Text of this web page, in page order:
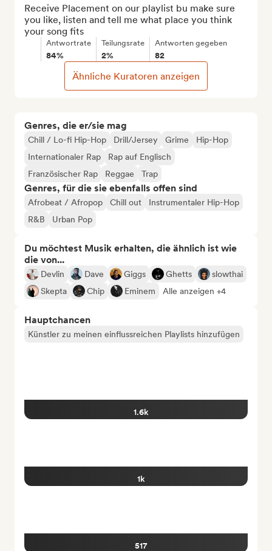
Genres, die er/sie mag
Chill / Lo-fi Hip-Hop Drill/Jersey Grime
Hip-Hop
Internationaler Rap
Rap auf Englisch
Französischer Rap
Reggae Trap
Genres, für die sie ebenfalls offen sind
Afrobeat / Afropop Chill out
Instrumentaler Hip-Hop
R&B
Urban Pop
Du möchtest Musik erhalten, die ähnlich ist wie
die von...
Devlin Dave Giggs Ghetts
slowthai
Skepta
Chip Eminem Alle anzeigen +4
Hauptchancen
Künstler zu meinen einflussreichen Playlists hinzufügen
1.6k
1k
517
Receive Placement on our playlist bu make sure
you like, listen and tell me what place you think
your song fits
Antwortrate
84%
Teilungsrate
2%
Antworten gegeben
82
Ähnliche Kuratoren anzeigen